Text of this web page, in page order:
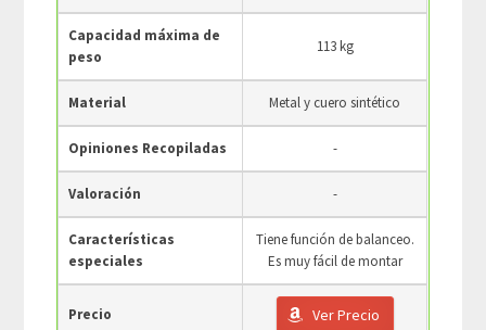
Capacidad máxima de
peso
113 kg
Material Metal y cuero sintético
Opiniones Recopiladas -
Valoración -
Características
especiales
Tiene función de balanceo.
Es muy fácil de montar
Precio Ver Precio